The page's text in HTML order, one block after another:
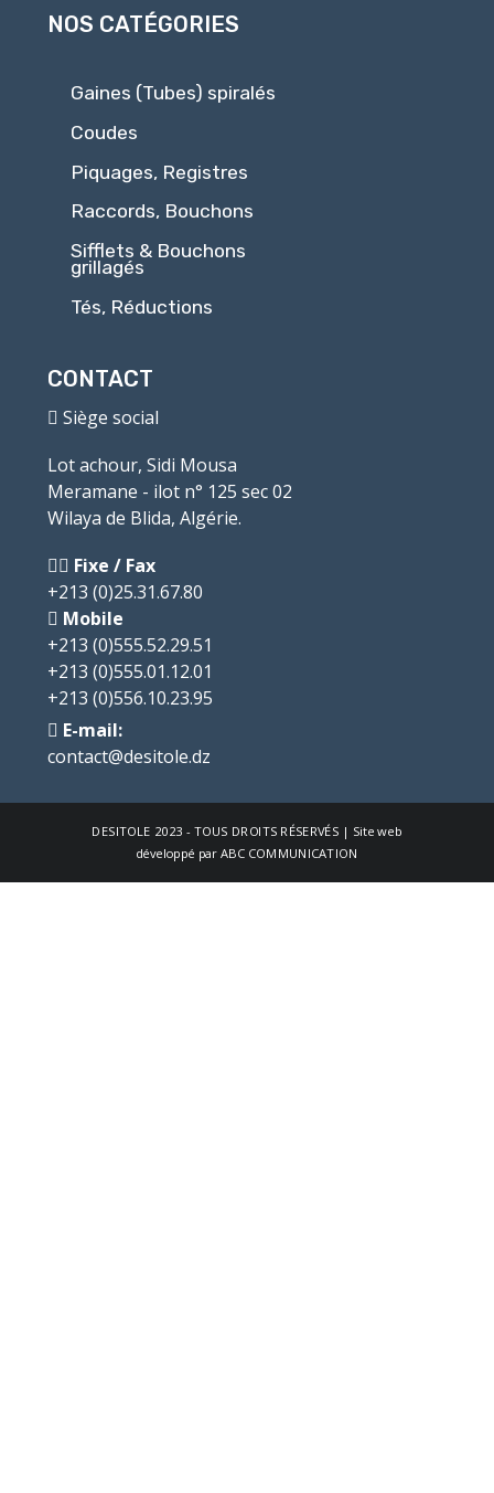
NOS CATÉGORIES
Gaines (Tubes) spiralés
Coudes
Piquages, Registres
Raccords, Bouchons
Sifflets & Bouchons
grillagés
Tés, Réductions
CONTACT
Siège social
Lot achour, Sidi Mousa
Meramane - ilot n° 125 sec 02
Wilaya de Blida, Algérie.
Fixe / Fax
+213 (0)25.31.67.80
Mobile
+213 (0)555.52.29.51
+213 (0)555.01.12.01
+213 (0)556.10.23.95
E-mail:
contact@desitole.dz
DESITOLE 2023 - TOUS DROITS RÉSERVÉS | Site web
développé par ABC COMMUNICATION